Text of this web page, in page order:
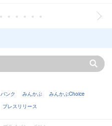
バンク みんかぶ
みんかぶChoice
プレスリリース